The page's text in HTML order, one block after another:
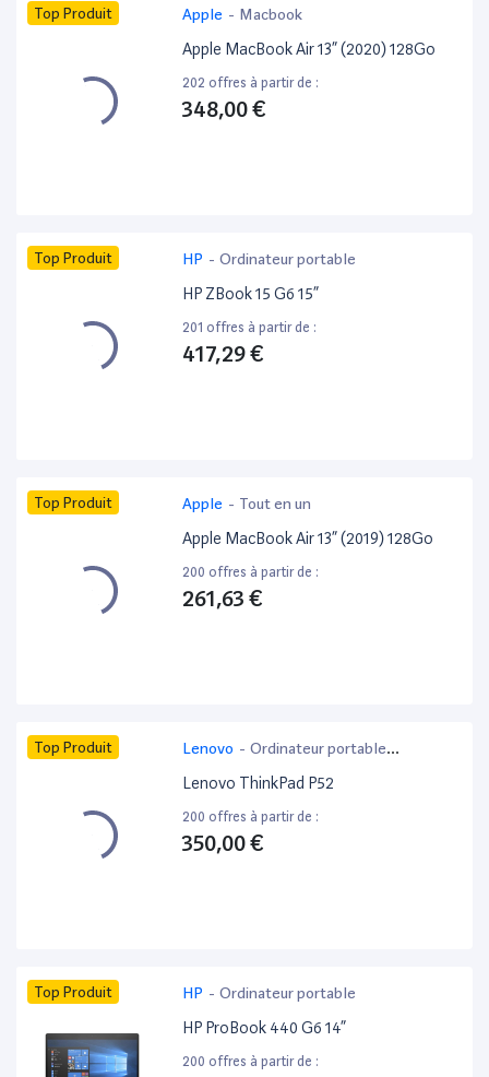
Top Produit Apple - Macbook
Apple MacBook Air 13” (2020) 128Go
202 offres à partir de :
348,00 €
Top Produit HP - Ordinateur portable
HP ZBook 15 G6 15”
201 offres à partir de :
417,29 €
Top Produit Apple - Tout en un
Apple MacBook Air 13” (2019) 128Go
200 offres à partir de :
261,63 €
Top Produit Lenovo - Ordinateur portable
bureautique
Lenovo ThinkPad P52
200 offres à partir de :
350,00 €
Top Produit HP - Ordinateur portable
HP ProBook 440 G6 14”
200 offres à partir de :